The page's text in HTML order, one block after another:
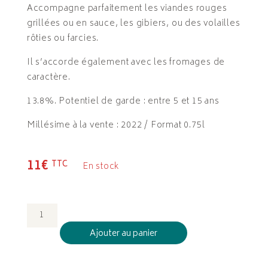
Accompagne parfaitement les viandes rouges
grillées ou en sauce, les gibiers, ou des volailles
rôties ou farcies.
Il s’accorde également avec les fromages de
caractère.
13.8%. Potentiel de garde : entre 5 et 15 ans
Millésime à la vente : 2022 / Format 0.75l
11€ TTC En stock
QUANTITÉ
Ajouter au panier